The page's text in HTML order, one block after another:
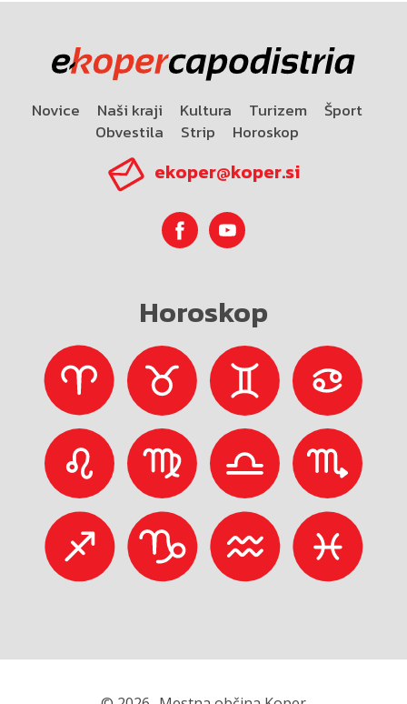
Novice Naši kraji Kultura Turizem
Šport
Obvestila
Strip Horoskop
ekoper@koper.si
Horoskop